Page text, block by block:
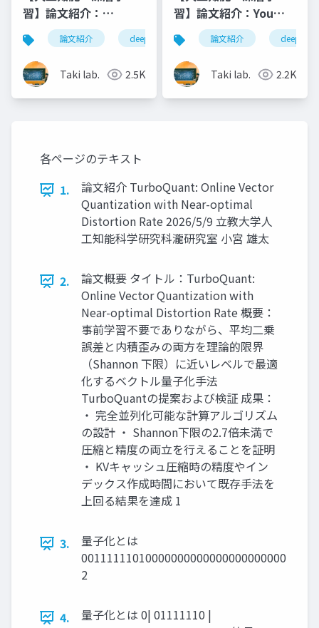
習】論文紹介：
Towards Modular
LLMs by Building and
Reusing a Library of
LoRAs
論文紹介 deeplearning 人工知能 深層学
Taki lab. 2.5K
習】論文紹介：You
Only Need Less
Attention at Each
Stage in Vision
Transformers
論文紹介
Taki lab. 2.2K
各ページのテキスト
1.
論文紹介 TurboQuant: Online Vector
Quantization with Near-optimal
Distortion Rate 2026/5/9 立教大学人
工知能科学研究科瀧研究室 小宮 雄太
2.
論文概要 タイトル：TurboQuant:
Online Vector Quantization with
Near-optimal Distortion Rate 概要：
事前学習不要でありながら、平均二乗
誤差と内積歪みの両方を理論的限界
（Shannon 下限）に近いレベルで最適
化するベクトル量子化手法
TurboQuantの提案および検証 成果：
・ 完全並列化可能な計算アルゴリズム
の設計 ・ Shannon下限の2.7倍未満で
圧縮と精度の両立を行えることを証明
・ KVキャッシュ圧縮時の精度やイン
デックス作成時間において既存手法を
上回る結果を達成 1
3.
量子化とは
00111111010000000000000000000000
2
4.
量子化とは 0| 01111110 |